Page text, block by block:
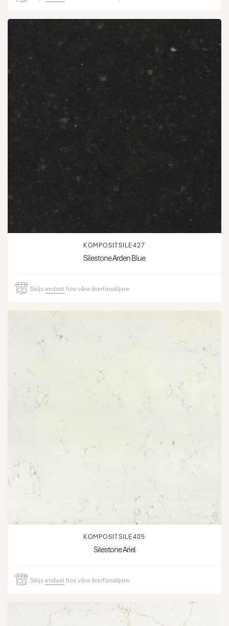
KOMPOSITSILE427
Silestone Arden Blue
Säljsendast hos våra återförsäljare
KOMPOSITSILE405
Silestone Ariel
Säljsendast hos våra återförsäljare